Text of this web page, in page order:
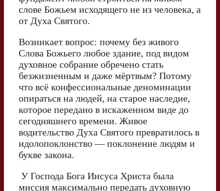
слове Божьем исходящего не из человека, а
от Духа Святого.
Возникает вопрос: почему без живого
Слова Божьего любое здание, под видом
духовное собрание обречено стать
безжизненным и даже мёртвым? Потому
что всё конфессиональные деноминации
опираться на людей, на старое наследие,
которое передано в искаженном виде до
сегодняшнего времени. Живое
водительство Духа Святого превратилось в
идолопоклонство — поклонение людям и
букве закона.
У Господа Бога Иисуса Христа была
миссия максимально передать духовную